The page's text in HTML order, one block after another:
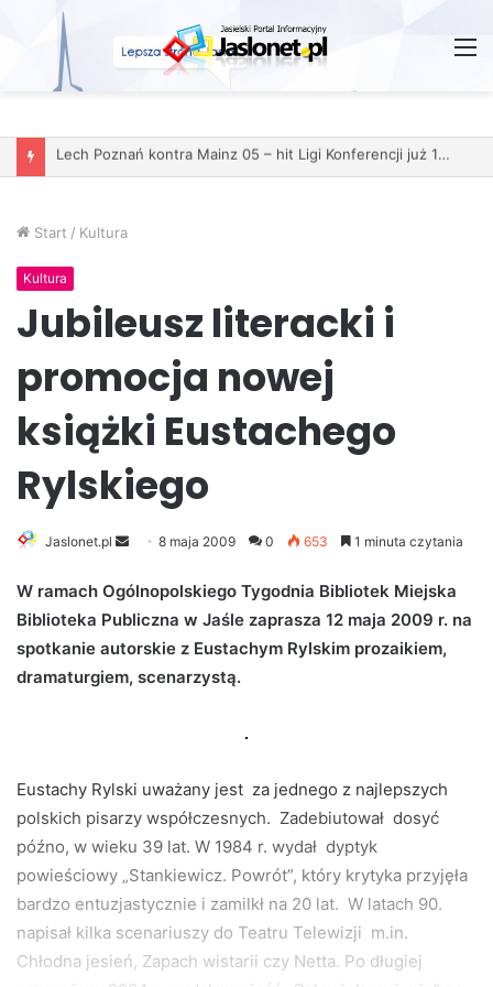
Start / Kultura
Kultura
Jubileusz literacki i
promocja nowej
książki Eustachego
Rylskiego
Jaslonet.pl
n
d
a
8 maja 2009 0 653 1 minuta czytania
W ramach Ogólnopolskiego Tygodnia Bibliotek Miejska
Biblioteka Publiczna w Jaśle zaprasza 12 maja 2009 r. na
spotkanie autorskie z Eustachym Rylskim prozaikiem,
dramaturgiem, scenarzystą.
Eustachy Rylski uważany jest za jednego z najlepszych
polskich pisarzy współczesnych. Zadebiutował dosyć
późno, w wieku 39 lat. W 1984 r. wydał dyptyk
powieściowy „Stankiewicz. Powrót”, który krytyka przyjęła
bardzo entuzjastycznie i zamilkł na 20 lat. W latach 90.
napisał kilka scenariuszy do Teatru Telewizji m.in.
Chłodna jesień, Zapach wistarii czy Netta. Po długiej